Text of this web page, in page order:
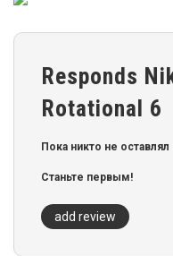
Responds
Rotational 6
Пока никто не
Станьте первым!
add review